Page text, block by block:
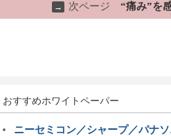
→ 次ページ “痛み”を
おすすめホワイトペーパー
ニーセミコン／シャープ／パナ